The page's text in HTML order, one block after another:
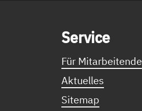
Ser­vice
Für Mitarbeitende
Aktuelles
Sitemap